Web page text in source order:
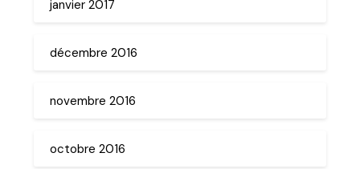
janvier 2017
décembre 2016
novembre 2016
octobre 2016